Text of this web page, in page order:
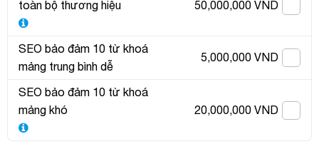
toàn bộ thương hiệu
50,000,000 VND
SEO bảo đảm 10 từ khoá
mảng trung bình dễ
5,000,000 VND
SEO bảo đảm 10 từ khoá
mảng khó
20,000,000 VND